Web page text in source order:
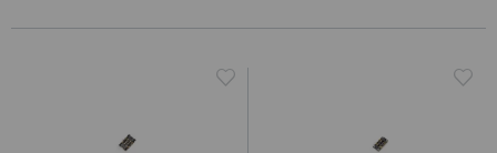
IC CHIP / FPC
Regístrate en un momento